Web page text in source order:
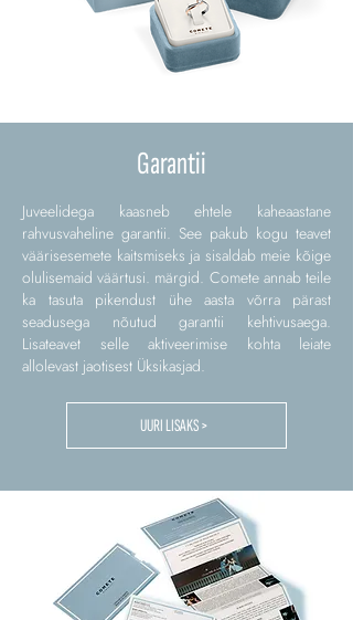
Garantii
Juveelidega kaasneb ehtele kaheaastane
rahvusvaheline garantii. See pakub kogu teavet
väärisesemete kaitsmiseks ja sisaldab meie kõige
olulisemaid väärtusi. märgid. Comete annab teile
ka tasuta pikendust ühe aasta võrra pärast
seadusega nõutud garantii kehtivusaega.
Lisateavet selle aktiveerimise kohta leiate
allolevast jaotisest Üksikasjad.
UURI LISAKS >